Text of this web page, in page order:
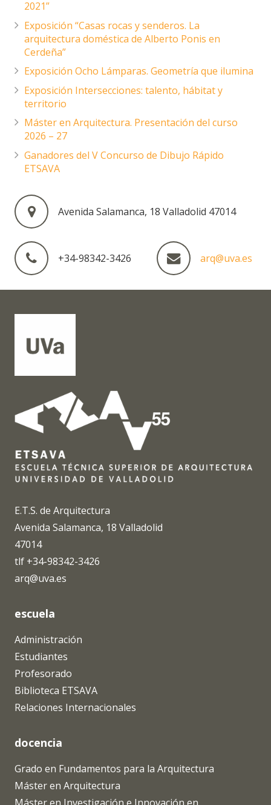
2021”
Exposición “Casas rocas y senderos. La
arquitectura doméstica de Alberto Ponis en
Cerdeña”
Exposición Ocho Lámparas. Geometría que ilumina
Exposición Intersecciones: talento, hábitat y
territorio
Máster en Arquitectura. Presentación del curso
2026 – 27
Ganadores del V Concurso de Dibujo Rápido
ETSAVA
Avenida Salamanca, 18 Valladolid 47014
+34-98342-3426 arq@uva.es
E.T.S. de Arquitectura
Avenida Salamanca, 18 Valladolid
47014
tlf +34-98342-3426
arq@uva.es
escuela
Administración
Estudiantes
Profesorado
Biblioteca ETSAVA
Relaciones Internacionales
docencia
Grado en Fundamentos para la Arquitectura
Máster en Arquitectura